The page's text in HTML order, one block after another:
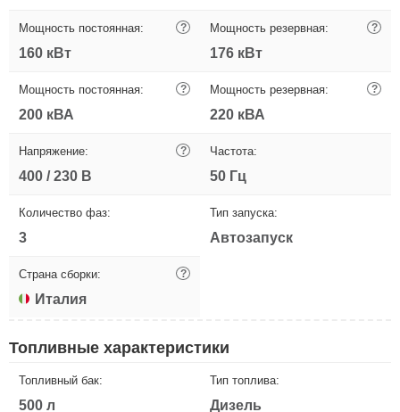
Мощность постоянная: ?
160 кВт
Мощность резервная: ?
176 кВт
Мощность постоянная: ?
200 кВА
Мощность резервная: ?
220 кВА
Напряжение: ?
400 / 230 В
Частота:
50 Гц
Количество фаз:
3
Тип запуска:
Автозапуск
Страна сборки: ?
Италия
Топливные характеристики
Топливный бак:
500 л
Тип топлива:
Дизель